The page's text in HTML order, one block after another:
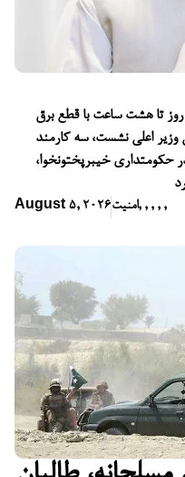
تا هشت ساعت با قطع برق
وزیر اعلی نشست، سه کارمند
حکومتداری خیبرپختونخوا،
August 5, 2026امنیت, , , , ,